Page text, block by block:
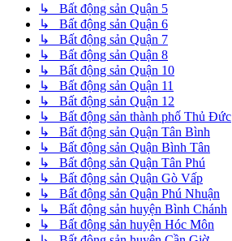
↳ Bất động sản Quận 5
↳ Bất động sản Quận 6
↳ Bất động sản Quận 7
↳ Bất động sản Quận 8
↳ Bất động sản Quận 10
↳ Bất động sản Quận 11
↳ Bất động sản Quận 12
↳ Bất động sản thành phố Thủ Đức
↳ Bất động sản Quận Tân Bình
↳ Bất động sản Quận Bình Tân
↳ Bất động sản Quận Tân Phú
↳ Bất động sản Quận Gò Vấp
↳ Bất động sản Quận Phú Nhuận
↳ Bất động sản huyện Bình Chánh
↳ Bất động sản huyện Hóc Môn